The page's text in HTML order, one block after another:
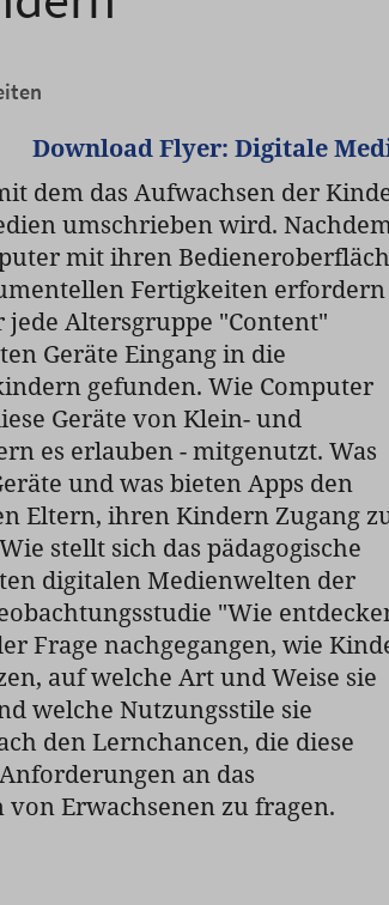
Download Flyer: Digitale
dem das Aufwachsen der
umschrieben wird.
mit ihren
Fertigkeiten erfordern
Altersgruppe "Content"
Geräte Eingang in die
gefunden. Wie Computer
Geräte von Klein- und
es erlauben - mitgenutzt. Was
und was bieten Apps den
Eltern, ihren Kindern Zugang
stellt sich das pädagogische
digitalen Medienwelten der
"Wie
Frage nachgegangen, wie
auf welche Art und Weise sie
welche Nutzungsstile sie
den Lernchancen, die diese
an das
Erwachsenen zu fragen.